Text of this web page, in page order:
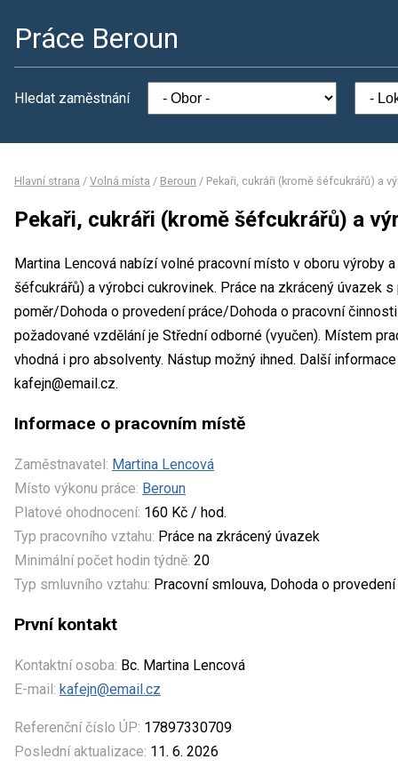
Práce Beroun
Hledat zaměstnání
Hlavní strana / Volná místa / Beroun / Pekaři, cukráři (kromě šéfcukrářů) a
Pekaři, cukráři (kromě šéfcukrářů) a
Martina Lencová nabízí volné pracovní místo v oboru výroby
šéfcukrářů) a výrobci cukrovinek. Práce na zkrácený úvazek
poměr/Dohoda o provedení práce/Dohoda o pracovní
požadované vzdělání je Střední odborné (vyučen). Místem
vhodná i pro absolventy. Nástup možný ihned. Další
kafejn@email.cz.
Informace o pracovním místě
Zaměstnavatel: Martina Lencová
Místo výkonu práce: Beroun
Platové ohodnocení: 160 Kč / hod.
Typ pracovního vztahu: Práce na zkrácený úvazek
Minimální počet hodin týdně: 20
Typ smluvního vztahu: Pracovní smlouva, Dohoda o
První kontakt
Kontaktní osoba: Bc. Martina Lencová
E-mail: kafejn@email.cz
Referenční číslo ÚP: 17897330709
Poslední aktualizace: 11. 6. 2026